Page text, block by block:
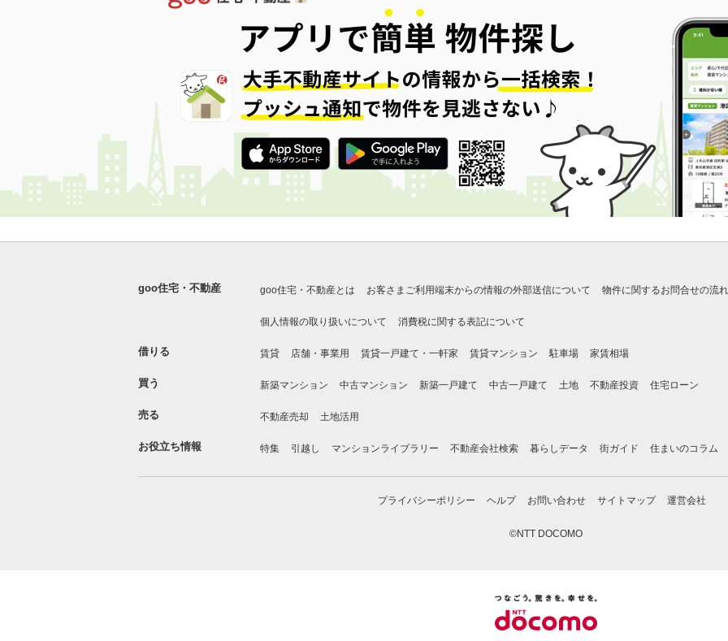
goo住宅・不動産 goo住宅・不動産とは お客さまご利用端末からの情報の外部送信について 物件に関するお問合せの流れ
個人情報の取り扱いについて 消費税に関する表記について
借りる 賃貸 店舗・事業用 賃貸一戸建て・一軒家 賃貸マンション 駐車場 家賃相場
買う 新築マンション 中古マンション 新築一戸建て 中古一戸建て 土地 不動産投資 住宅ローン
売る 不動産売却 土地活用
お役立ち情報 特集 引越し マンションライブラリー 不動産会社検索 暮らしデータ 街ガイド 住まいのコラム
プライバシーポリシー ヘルプ お問い合わせ サイトマップ 運営会社
©NTT DOCOMO